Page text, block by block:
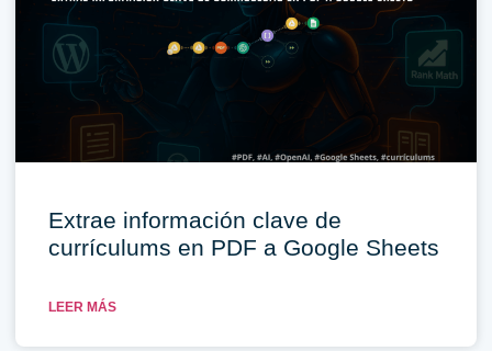
Extrae información clave de
currículums en PDF a Google Sheets
LEER MÁS